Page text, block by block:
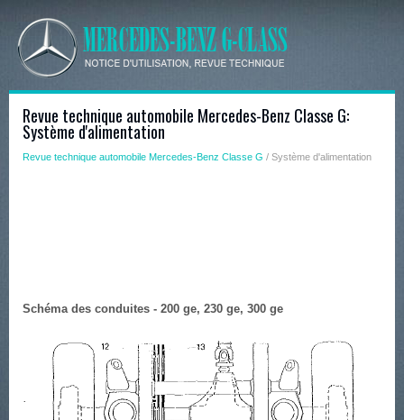
Revue technique automobile Mercedes-Benz Classe G:
Système d'alimentation
Revue technique automobile Mercedes-Benz Classe G / Système d'alimentation
Schéma des conduites - 200 ge, 230 ge, 300 ge